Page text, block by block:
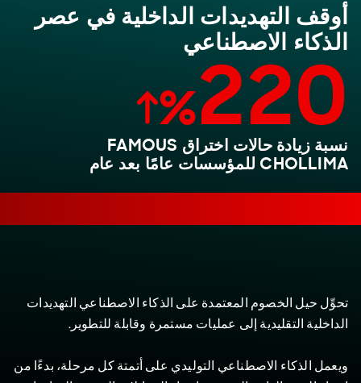
أوقف التهديدات الداخلية في عصر
الذكاء الاصطناعي
‎220
%
نسبة زيادة حالات اختراق FAMOUS
CHOLLIMA للمؤسسات عامًا بعد عام
تحوِّل حيل الخصوم المعتمدة على الذكاء الاصطناعي التهديدات
الداخلية التقليدية إلى عمليات مستمرة وقابلة للتطوير.
ويعمل الذكاء الاصطناعي التوليدي على أتمتة كل مرحلة، بدءًا من